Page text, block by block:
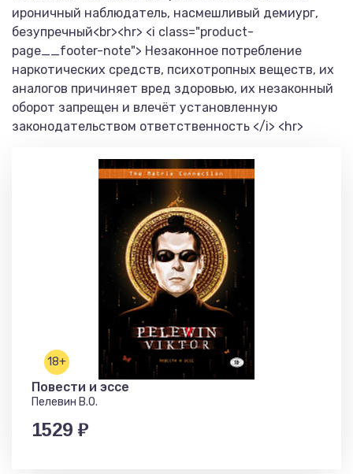
ироничный наблюдатель, насмешливый демиург,
безупречный<br><hr> <i class="product-
page__footer-note"> Незаконное потребление
наркотических средств, психотропных веществ, их
аналогов причиняет вред здоровью, их незаконный
оборот запрещен и влечёт установленную
законодательством ответственность </i> <hr>
18+
Повести и эссе
Пелевин В.О.
1529 ₽